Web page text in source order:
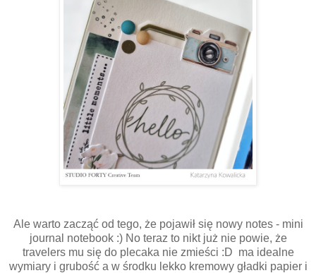
Ale warto zacząć od tego, że pojawił się nowy notes - mini
journal notebook :) No teraz to nikt już nie powie, że
travelers mu się do plecaka nie zmieści :D ma idealne
wymiary i grubość a w środku lekko kremowy gładki papier i